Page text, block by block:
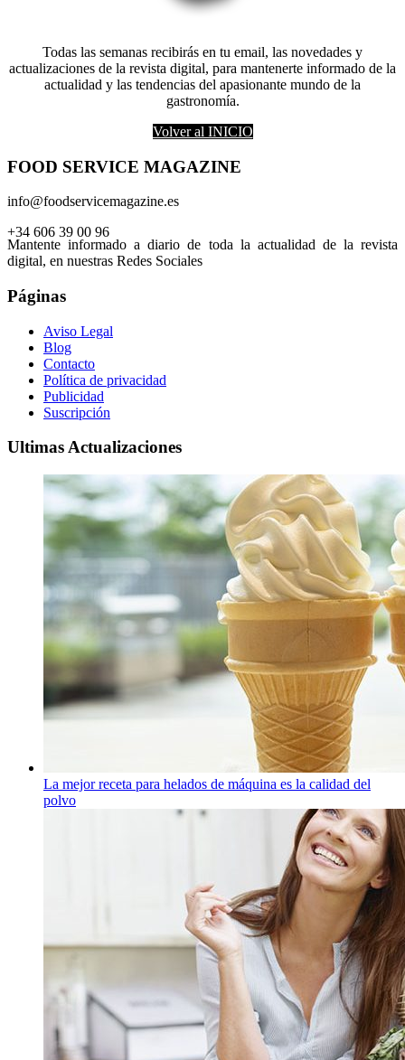
Todas las semanas recibirás en tu email, las novedades y
actualizaciones de la revista digital, para mantenerte informado de la
actualidad y las tendencias del apasionante mundo de la
gastronomía.
Volver al INICIO
FOOD SERVICE MAGAZINE
info@foodservicemagazine.es
+34 606 39 00 96
Mantente informado a diario de toda la actualidad de la revista
digital, en nuestras Redes Sociales
Páginas
Aviso Legal
Blog
Contacto
Política de privacidad
Publicidad
Suscripción
Ultimas Actualizaciones
La mejor receta para helados de máquina es la calidad del
polvo